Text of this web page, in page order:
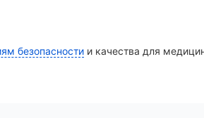
адаптированный под
безопасности и качества для